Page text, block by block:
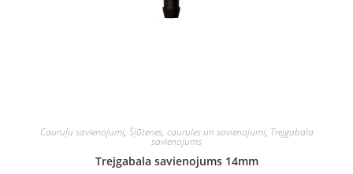
Cauruļu savienojumi, Šļūtenes, caurules un savienojumi, Trejgabala
savienojums
Trejgabala savienojums 14mm